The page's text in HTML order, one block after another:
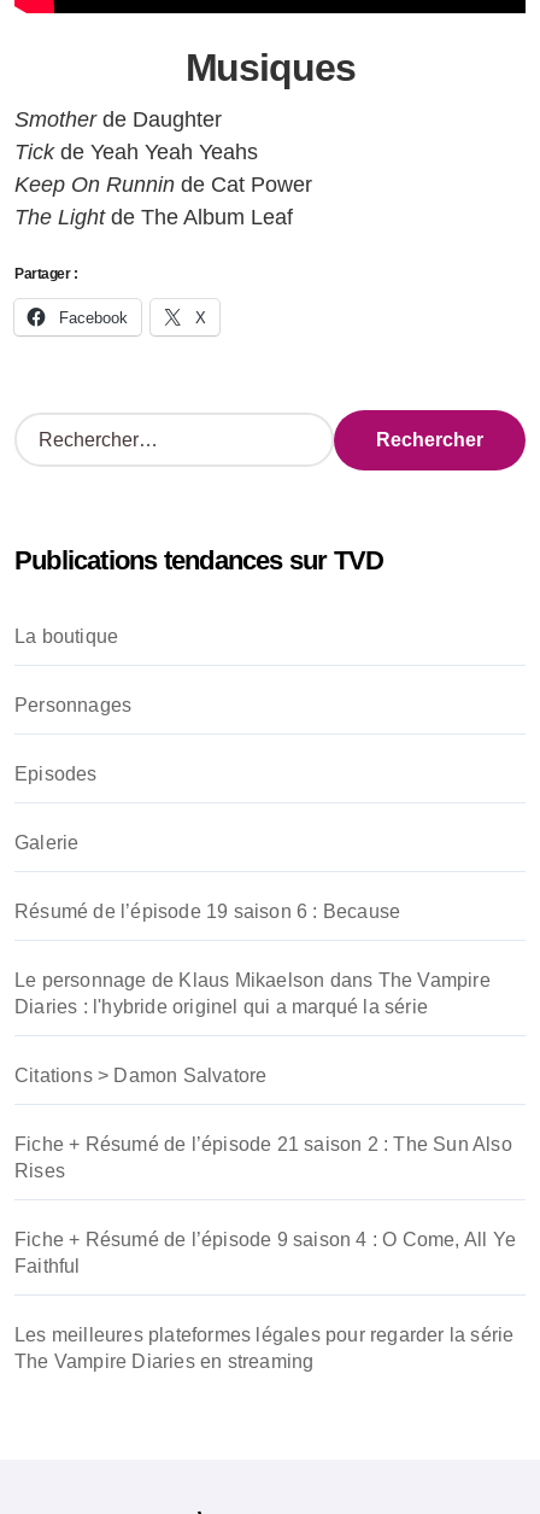
Musiques
Smotherde Daughter
Tickde Yeah Yeah Yeahs
Keep On Runnin de Cat Power
The Lightde The Album Leaf
Partager :
Facebook X
R
e
r
e
r
:
Publications tendances sur TVD
La boutique
Personnages
Episodes
Galerie
Résumé de l’épisode 19 saison 6 : Because
Le personnage de Klaus Mikaelson dans The Vampire
Diaries : l'hybride originel qui a marqué la série
Citations > Damon Salvatore
Fiche + Résumé de l’épisode 21 saison 2 : The Sun Also
Rises
Fiche + Résumé de l’épisode 9 saison 4 : O Come, All Ye
Faithful
Les meilleures plateformes légales pour regarder la série
The Vampire Diaries en streaming